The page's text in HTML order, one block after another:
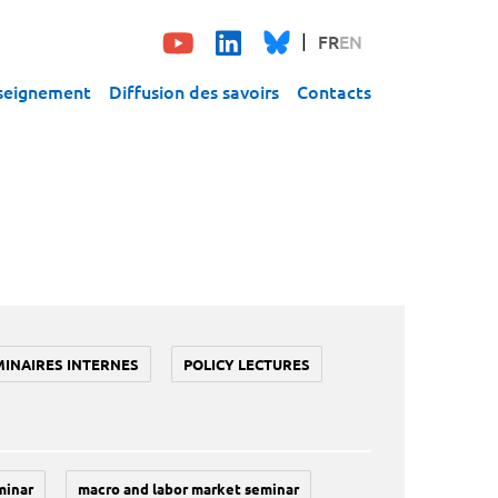
FREN
Diffusion des savoirs Contacts
INTERNES POLICY LECTURES
macro and labor market seminar